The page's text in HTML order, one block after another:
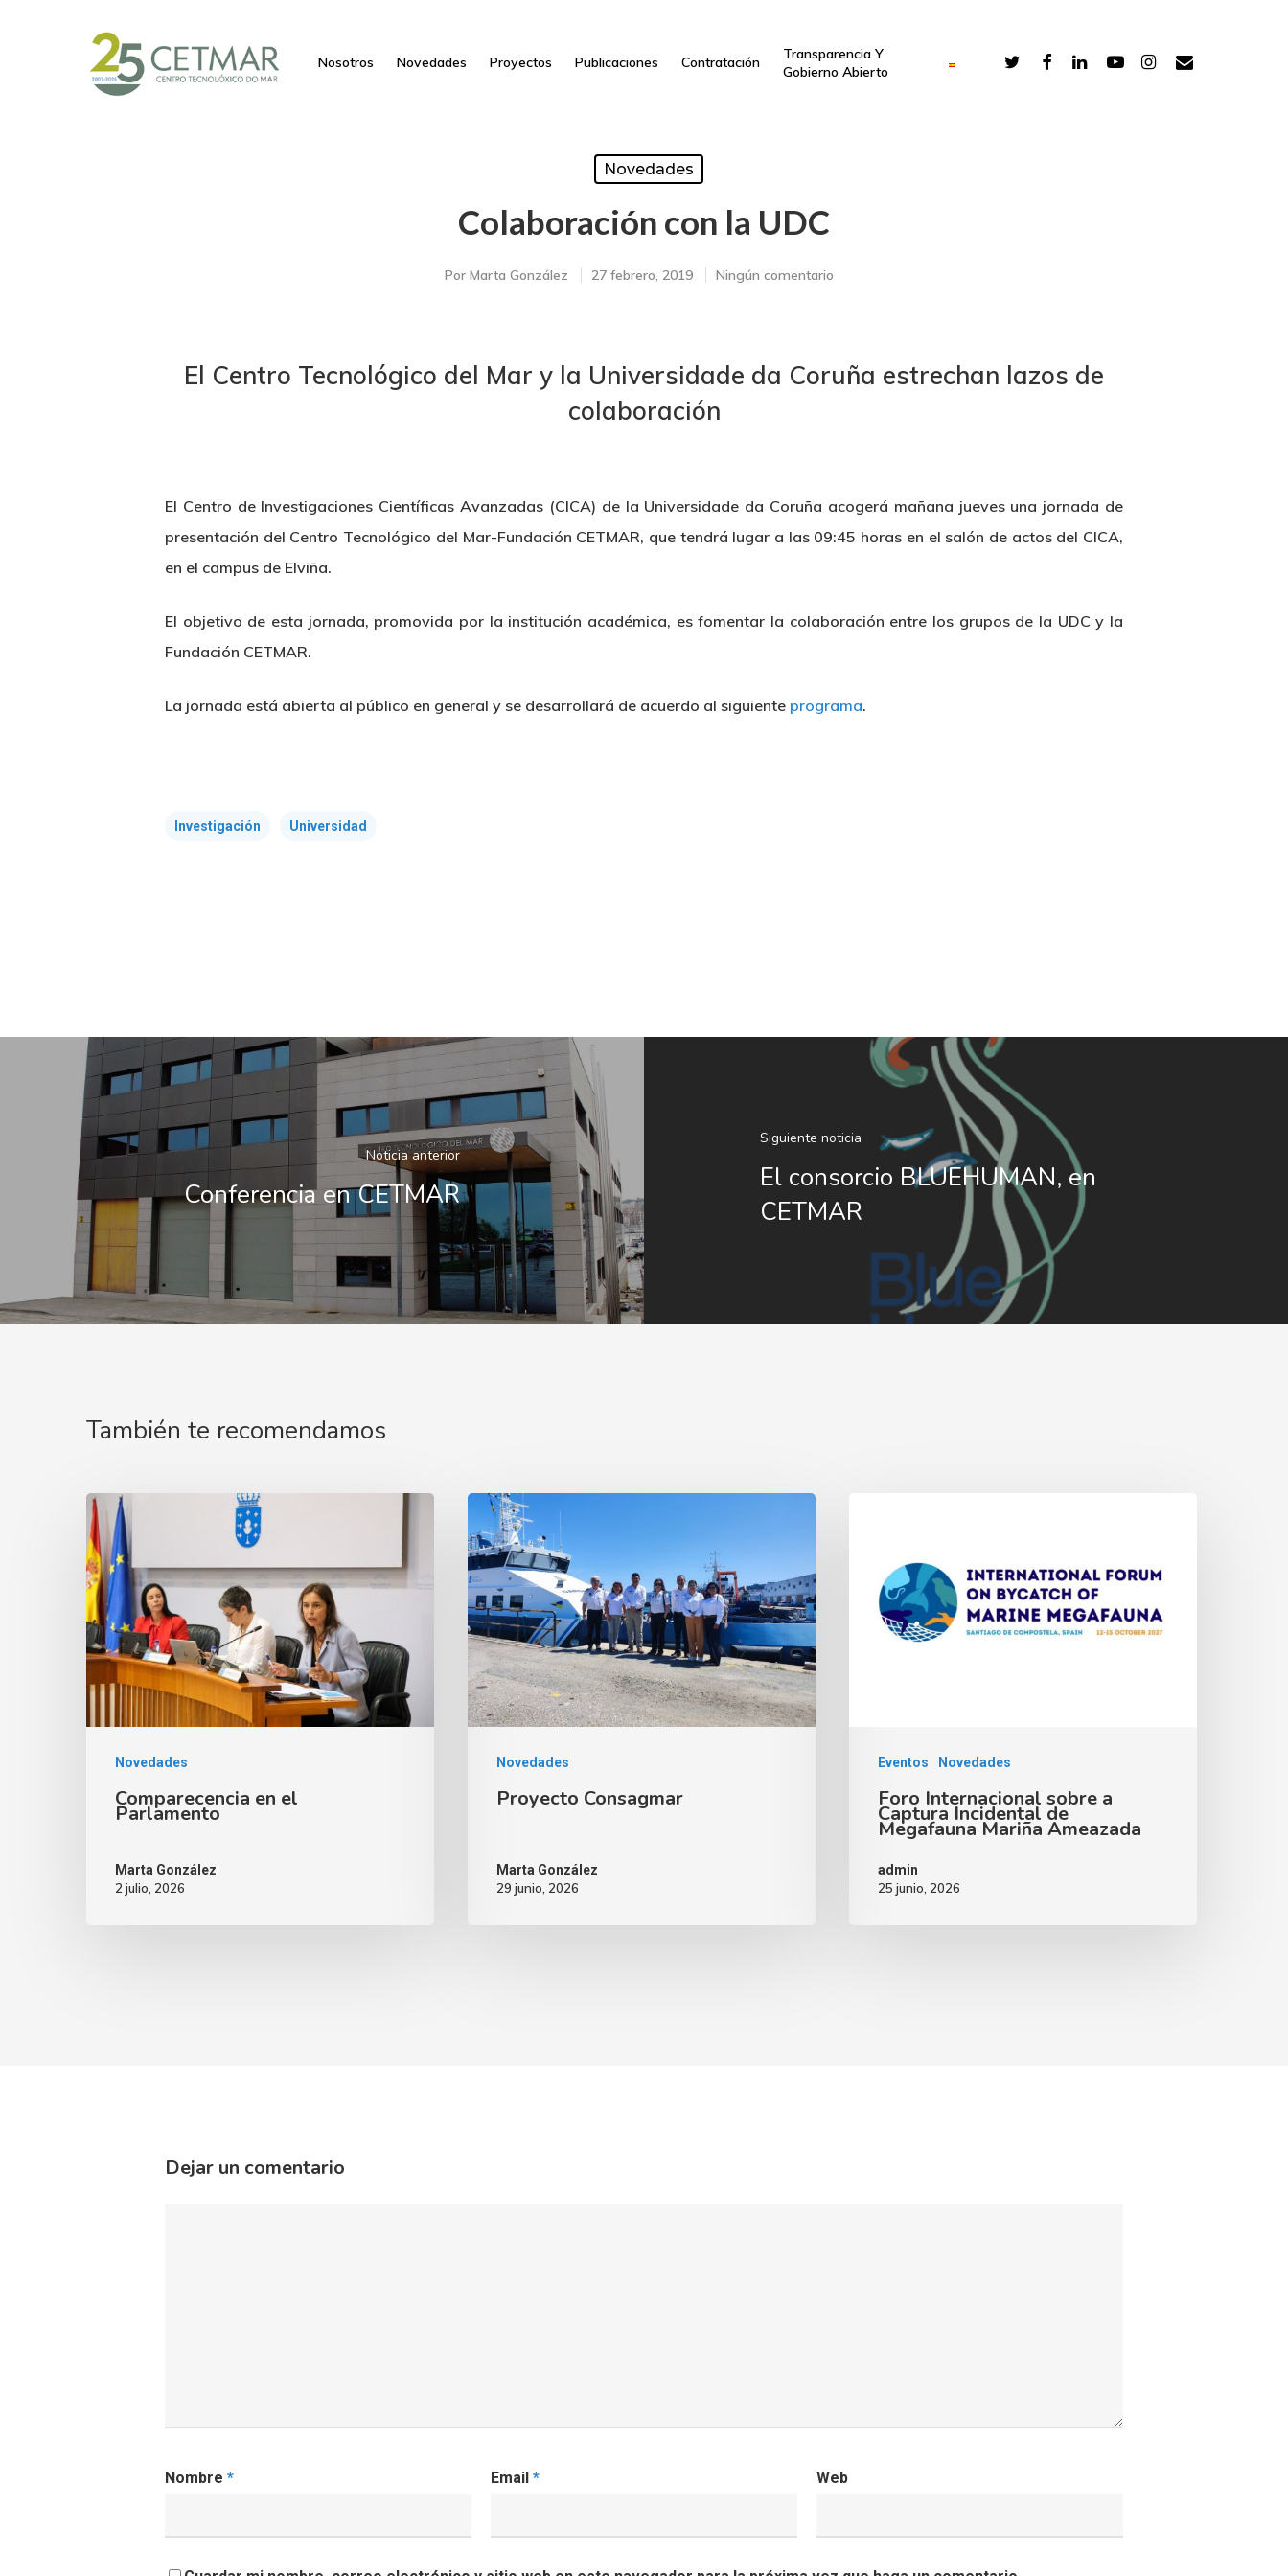
Hit enter to search or ESC to close
Nosotros Novedades Proyectos Publicaciones Contratación
Transparencia Y
Gobierno Abierto
Novedades
Colaboración con la UDC
Por Marta González 27 febrero, 2019 Ningún comentario
El Centro Tecnológico del Mar y la Universidade da Coruña estrechan lazos de
colaboración
El Centro de Investigaciones Científicas Avanzadas (CICA) de la Universidade da Coruña acogerá mañana jueves una jornada de
presentación del Centro Tecnológico del Mar-Fundación CETMAR, que tendrá lugar a las 09:45 horas en el salón de actos del CICA,
en el campus de Elviña.
El objetivo de esta jornada, promovida por la institución académica, es fomentar la colaboración entre los grupos de la UDC y la
Fundación CETMAR.
La jornada está abierta al público en general y se desarrollará de acuerdo al siguiente programa.
Investigación Universidad
Noticia anterior
Conferencia en CETMAR
Siguiente noticia
El consorcio BLUEHUMAN, en
CETMAR
También te recomendamos
Novedades
Comparecencia en el
Parlamento
Marta González
2 julio, 2026
Novedades
Proyecto Consagmar
Marta González
29 junio, 2026
Eventos Novedades
Foro Internacional sobre a
Captura Incidental de
Megafauna Mariña Ameazada
admin
25 junio, 2026
Dejar un comentario
Nombre * Email * Web